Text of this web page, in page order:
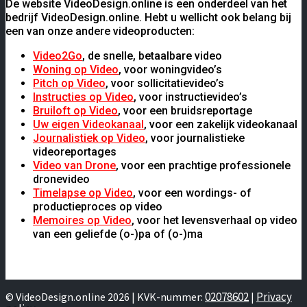
De website VideoDesign.online is een onderdeel van het
bedrijf VideoDesign.online. Hebt u wellicht ook belang bij
een van onze andere videoproducten:
Video2Go, de snelle, betaalbare video
Woning op Video, voor woningvideo’s
Pitch op Video, voor sollicitatievideo’s
Instructies op Video, voor instructievideo’s
Bruiloft op Video, voor een bruidsreportage
Uw eigen Videokanaal, voor een zakelijk videokanaal
Journalistiek op Video, voor journalistieke
videoreportages
Video van Drone, voor een prachtige professionele
dronevideo
Timelapse op Video, voor een wordings- of
productieproces op video
Memoires op Video, voor het levensverhaal op video
van een geliefde (o-)pa of (o-)ma
© VideoDesign.online 2026 | KVK-nummer: 02078602 | Privacy